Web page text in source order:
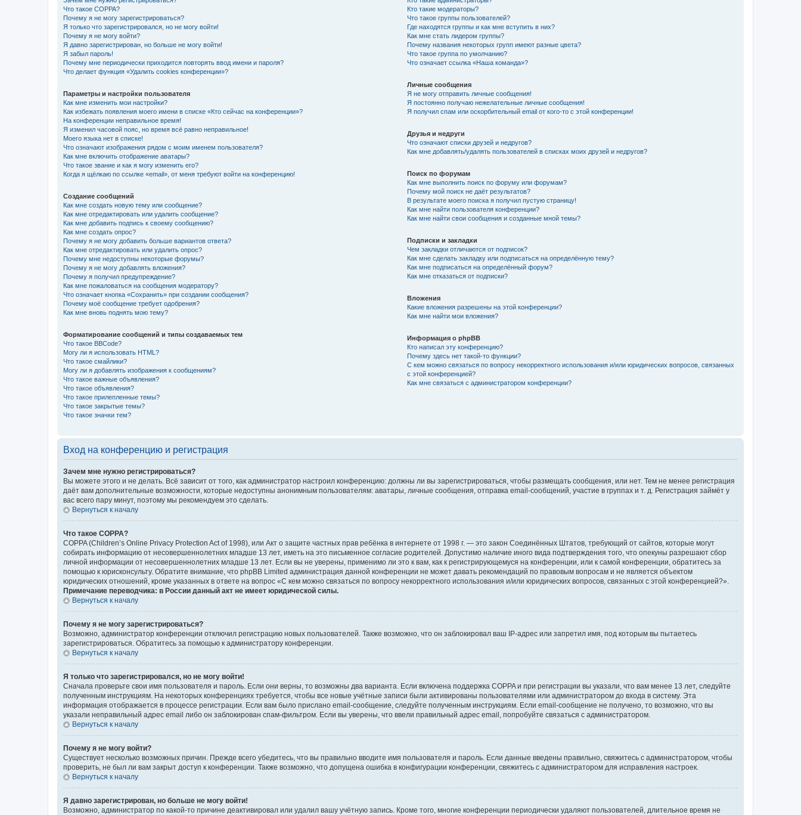
Что такое COPPA?
Почему я не могу зарегистрироваться?
Я только что зарегистрировался, но не могу войти!
Почему я не могу войти?
Я давно зарегистрирован, но больше не могу войти!
Я забыл пароль!
Почему мне периодически приходится повторять ввод имени и пароля?
Что делает функция «Удалить cookies конференции»?
Параметры и настройки пользователя
Как мне изменить мои настройки?
Как избежать появления моего имени в списке «Кто сейчас на конференции»?
На конференции неправильное время!
Я изменил часовой пояс, но время всё равно неправильное!
Моего языка нет в списке!
Что означают изображения рядом с моим именем пользователя?
Как мне включить отображение аватары?
Что такое звание и как я могу изменить его?
Когда я щёлкаю по ссылке «email», от меня требуют войти на конференцию!
Создание сообщений
Как мне создать новую тему или сообщение?
Как мне отредактировать или удалить сообщение?
Как мне добавить подпись к своему сообщению?
Как мне создать опрос?
Почему я не могу добавить больше вариантов ответа?
Как мне отредактировать или удалить опрос?
Почему мне недоступны некоторые форумы?
Почему я не могу добавлять вложения?
Почему я получил предупреждение?
Как мне пожаловаться на сообщения модератору?
Что означает кнопка «Сохранить» при создании сообщения?
Почему моё сообщение требует одобрения?
Как мне вновь поднять мою тему?
Форматирование сообщений и типы создаваемых тем
Что такое BBCode?
Могу ли я использовать HTML?
Что такое смайлики?
Могу ли я добавлять изображения к сообщениям?
Что такое важные объявления?
Что такое объявления?
Что такое прилепленные темы?
Что такое закрытые темы?
Что такое значки тем?
Кто такие модераторы?
Что такое группы пользователей?
Где находятся группы и как мне вступить в них?
Как мне стать лидером группы?
Почему названия некоторых групп имеют разные цвета?
Что такое группа по умолчанию?
Что означает ссылка «Наша команда»?
Личные сообщения
Я не могу отправить личные сообщения!
Я постоянно получаю нежелательные личные сообщения!
Я получил спам или оскорбительный email от кого-то с этой конференции!
Друзья и недруги
Что означают списки друзей и недругов?
Как мне добавлять/удалять пользователей в списках моих друзей и недругов?
Поиск по форумам
Как мне выполнить поиск по форуму или форумам?
Почему мой поиск не даёт результатов?
В результате моего поиска я получил пустую страницу!
Как мне найти пользователя конференции?
Как мне найти свои сообщения и созданные мной темы?
Подписки и закладки
Чем закладки отличаются от подписок?
Как мне сделать закладку или подписаться на определённую тему?
Как мне подписаться на определённый форум?
Как мне отказаться от подписки?
Вложения
Какие вложения разрешены на этой конференции?
Как мне найти мои вложения?
Информация о phpBB
Кто написал эту конференцию?
Почему здесь нет такой-то функции?
С кем можно связаться по вопросу некорректного использования и/или юридических вопросов, связанных
с этой конференцией?
Как мне связаться с администратором конференции?
Вход на конференцию и регистрация
Зачем мне нужно регистрироваться?
Вы можете этого и не делать. Всё зависит от того, как администратор настроил конференцию: должны ли вы зарегистрироваться, чтобы размещать сообщения, или нет. Тем не менее регистрация
даёт вам дополнительные возможности, которые недоступны анонимным пользователям: аватары, личные сообщения, отправка email-сообщений, участие в группах и т. д. Регистрация займёт у
вас всего пару минут, поэтому мы рекомендуем это сделать.
Вернуться к началу
Что такое COPPA?
COPPA (Children’s Online Privacy Protection Act of 1998), или Акт о защите частных прав ребёнка в интернете от 1998 г. — это закон Соединённых Штатов, требующий от сайтов, которые могут
собирать информацию от несовершеннолетних младше 13 лет, иметь на это письменное согласие родителей. Допустимо наличие иного вида подтверждения того, что опекуны разрешают сбор
личной информации от несовершеннолетних младше 13 лет. Если вы не уверены, применимо ли это к вам, как к регистрирующемуся на конференции, или к самой конференции, обратитесь за
помощью к юрисконсульту. Обратите внимание, что phpBB Limited администрация данной конференции не может давать рекомендаций по правовым вопросам и не является объектом
юридических отношений, кроме указанных в ответе на вопрос «С кем можно связаться по вопросу некорректного использования и/или юридических вопросов, связанных с этой конференцией?».
Примечание переводчика: в России данный акт не имеет юридической силы.
Вернуться к началу
Почему я не могу зарегистрироваться?
Возможно, администратор конференции отключил регистрацию новых пользователей. Также возможно, что он заблокировал ваш IP-адрес или запретил имя, под которым вы пытаетесь
зарегистрироваться. Обратитесь за помощью к администратору конференции.
Вернуться к началу
Я только что зарегистрировался, но не могу войти!
Сначала проверьте свои имя пользователя и пароль. Если они верны, то возможны два варианта. Если включена поддержка COPPA и при регистрации вы указали, что вам менее 13 лет, следуйте
полученным инструкциям. На некоторых конференциях требуется, чтобы все новые учётные записи были активированы пользователями или администратором до входа в систему. Эта
информация отображается в процессе регистрации. Если вам было прислано email-сообщение, следуйте полученным инструкциям. Если email-сообщение не получено, то возможно, что вы
указали неправильный адрес email либо он заблокирован спам-фильтром. Если вы уверены, что ввели правильный адрес email, попробуйте связаться с администратором.
Вернуться к началу
Почему я не могу войти?
Существует несколько возможных причин. Прежде всего убедитесь, что вы правильно вводите имя пользователя и пароль. Если данные введены правильно, свяжитесь с администратором, чтобы
проверить, не был ли вам закрыт доступ к конференции. Также возможно, что допущена ошибка в конфигурации конференции, свяжитесь с администратором для исправления настроек.
Вернуться к началу
Я давно зарегистрирован, но больше не могу войти!
Возможно, администратор по какой-то причине деактивировал или удалил вашу учётную запись. Кроме того, многие конференции периодически удаляют пользователей, длительное время не